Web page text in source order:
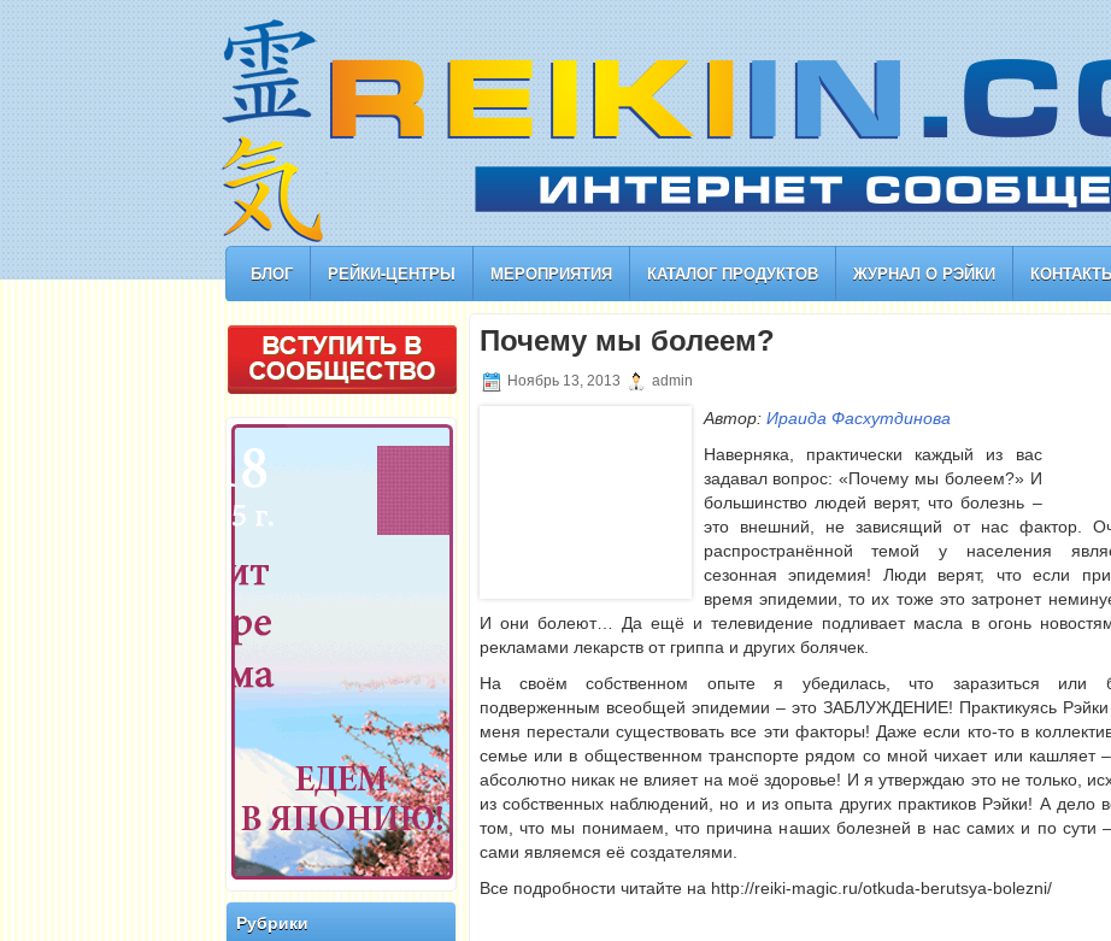
БЛОГ РЕЙКИ-ЦЕНТРЫ МЕРОПРИЯТИЯ КАТАЛОГ ПРОДУКТОВ ЖУРНАЛ О РЭЙКИ
Рубрики
Почему мы болеем?
Ноябрь 13, 2013 admin
Автор: Ираида Фасхутдинова
Наверняка, практически каждый из вас
задавал вопрос: «Почему мы болеем?» И
большинство людей верят, что болезнь –
это внешний, не зависящий от нас фактор.
распространённой темой у населения
сезонная эпидемия! Люди верят, что если
время эпидемии, то их тоже это затронет
И они болеют… Да ещё и телевидение подливает масла в огонь
рекламами лекарств от гриппа и других болячек.
На своём собственном опыте я убедилась, что заразиться или
подверженным всеобщей эпидемии – это ЗАБЛУЖДЕНИЕ! Практикуясь
меня перестали существовать все эти факторы! Даже если кто-то в
семье или в общественном транспорте рядом со мной чихает или кашляет
абсолютно никак не влияет на моё здоровье! И я утверждаю это не только,
из собственных наблюдений, но и из опыта других практиков Рэйки! А дело
том, что мы понимаем, что причина наших болезней в нас самих и по сути
сами являемся её создателями.
Все подробности читайте на http://reiki-magic.ru/otkuda-berutsya-bolezni/